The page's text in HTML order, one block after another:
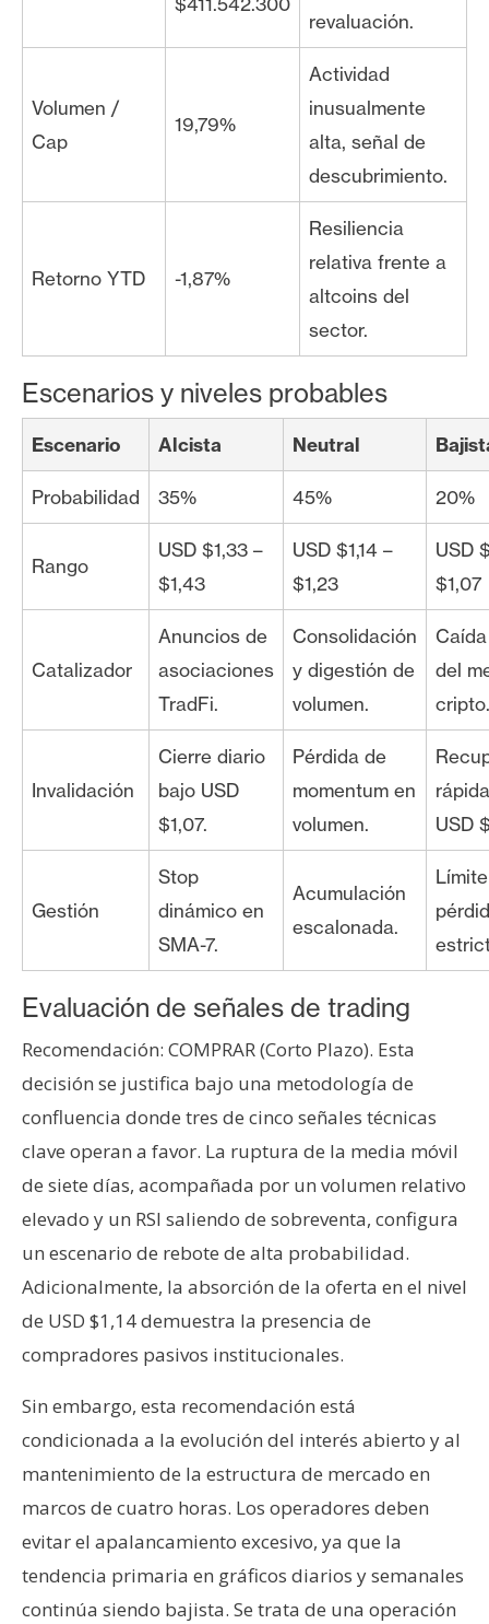
revaluación.
Volumen /
Cap
19,79%
Actividad
inusualmente
alta, señal de
descubrimiento.
Retorno YTD -1,87%
Resiliencia
relativa frente a
altcoins del
sector.
Escenarios y niveles probables
Escenario Alcista Neutral
Probabilidad 35% 45% 20%
Rango
USD $1,33 –
$1,43
USD $1,14 –
$1,23
USD
$1,07
Catalizador
Anuncios de
asociaciones
TradFi.
Consolidación
y digestión de
volumen.
del
cripto.
Invalidación
Cierre diario
bajo USD
$1,07.
Pérdida de
momentum en
volumen.
USD
Gestión
Stop
dinámico en
SMA-7.
Acumulación
escalonada.
Evaluación de señales de trading
Recomendación: COMPRAR (Corto Plazo). Esta
decisión se justifica bajo una metodología de
confluencia donde tres de cinco señales técnicas
clave operan a favor. La ruptura de la media móvil
de siete días, acompañada por un volumen relativo
elevado y un RSI saliendo de sobreventa, configura
un escenario de rebote de alta probabilidad.
Adicionalmente, la absorción de la oferta en el nivel
de USD $1,14 demuestra la presencia de
compradores pasivos institucionales.
Sin embargo, esta recomendación está
condicionada a la evolución del interés abierto y al
mantenimiento de la estructura de mercado en
marcos de cuatro horas. Los operadores deben
evitar el apalancamiento excesivo, ya que la
tendencia primaria en gráficos diarios y semanales
continúa siendo bajista. Se trata de una operación